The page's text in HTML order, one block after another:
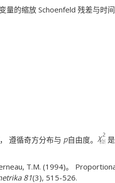
量的缩放 Schoenfeld 残差与时
遵循奇方分布与 自由度。
T.M. (1994)。
81(3), 515-526.